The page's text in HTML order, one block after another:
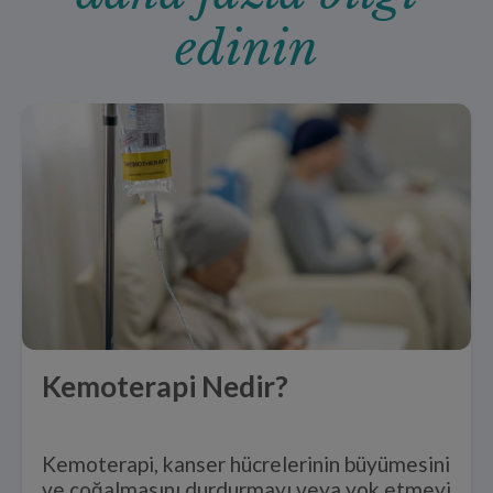
edinin
Kemoterapi Nedir?
Kemoterapi, kanser hücrelerinin büyümesini